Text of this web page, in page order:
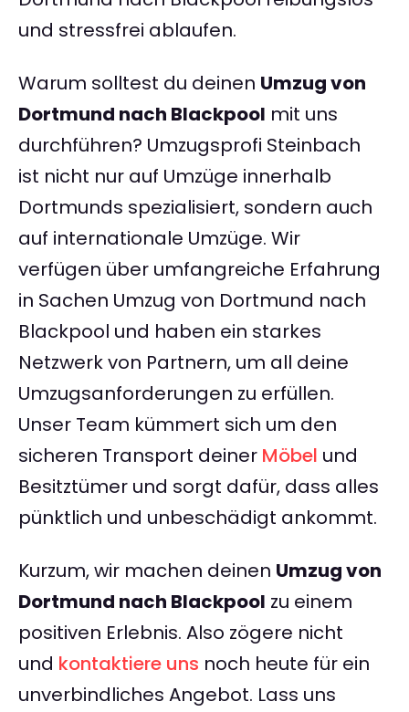
und stressfrei ablaufen.
Warum solltest du deinen Umzug von
Dortmund nach Blackpool mit uns
durchführen? Umzugsprofi Steinbach
ist nicht nur auf Umzüge innerhalb
Dortmunds spezialisiert, sondern auch
auf internationale Umzüge. Wir
verfügen über umfangreiche Erfahrung
in Sachen Umzug von Dortmund nach
Blackpool und haben ein starkes
Netzwerk von Partnern, um all deine
Umzugsanforderungen zu erfüllen.
Unser Team kümmert sich um den
sicheren Transport deiner Möbel und
Besitztümer und sorgt dafür, dass alles
pünktlich und unbeschädigt ankommt.
Kurzum, wir machen deinen Umzug von
Dortmund nach Blackpool zu einem
positiven Erlebnis. Also zögere nicht
und kontaktiere uns noch heute für ein
unverbindliches Angebot. Lass uns